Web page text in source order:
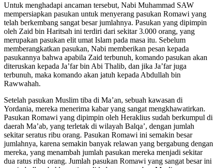
Untuk menghadapi ancaman tersebut, Nabi Muhammad SAW
mempersiapkan pasukan untuk menyerang pasukan Romawi yang
telah berkembang sangat besar jumlahnya. Pasukan yang dipimpin
oleh Zaid bin Haritsah ini terdiri dari sekitar 3.000 orang, yang
merupakan pasukan elit umat Islam pada masa itu. Sebelum
memberangkatkan pasukan, Nabi memberikan pesan kepada
pasukannya bahwa apabila Zaid terbunuh, komando pasukan akan
diteruskan kepada Ja’far bin Abi Thalib, dan jika Ja’far juga
terbunuh, maka komando akan jatuh kepada Abdullah bin
Rawwahah.
Setelah pasukan Muslim tiba di Ma’an, sebuah kawasan di
Yordania, mereka menerima kabar yang sangat mengkhawatirkan.
Pasukan Romawi yang dipimpin oleh Heraklius sudah berkumpul di
daerah Ma’ab, yang terletak di wilayah Balqa’, dengan jumlah
sekitar seratus ribu orang. Pasukan Romawi ini semakin besar
jumlahnya, karena semakin banyak relawan yang bergabung dengan
mereka, yang menambah jumlah pasukan mereka menjadi sekitar
dua ratus ribu orang. Jumlah pasukan Romawi yang sangat besar ini